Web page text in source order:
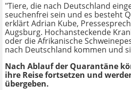
"Tiere, die nach Deutschland
seuchenfrei sein und es besteht
erklärt Adrian Kube,
Augsburg. Hochansteckende
oder die Afrikanische
nach Deutschland kommen und
Nach Ablauf der Quarantäne
ihre Reise fortsetzen und
übergeben.